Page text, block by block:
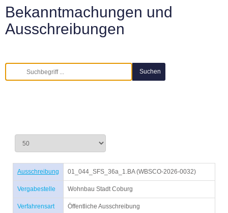
Bekanntmachungen und
Ausschreibungen
Ausschreibung 01_044_SFS_36a_1.BA (WBSCO-2026-0032)
Vergabestelle Wohnbau Stadt Coburg
Verfahrensart Öffentliche Ausschreibung